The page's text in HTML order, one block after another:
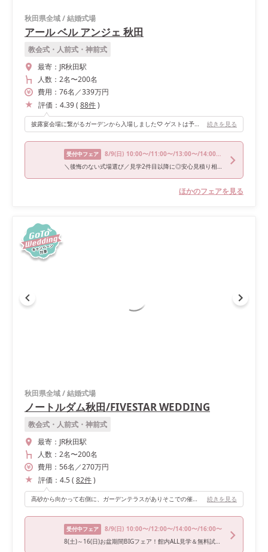
秋田県全域/結婚式場
アール ベル アンジェ 秋田
教会式・人前式・神前式
最寄： JR秋田駅
人数： 2名〜200名
費用： 76名 ／339万円
評価： 4.39( 88件)
披露宴会場に繋がるガーデンから入場しました♡ ゲストは予想していなかったようでプチサプライズができます！ また、お色直しは階段からの入場にしました。 色んなパターンの入場ができるので、自分の好きな演出ができると思います！ 続きを見る
受付中フェア 8/9(日) 10:00〜/11:00〜/13:00〜/14:00〜/16:00〜
＼後悔のない式場選び／見学2件目以降に◎安心見積り相談フェア
ほかのフェアを見る
秋田県全域/結婚式場
ノートルダム秋田/FIVESTAR WEDDING
教会式・人前式・神前式
最寄： JR秋田駅
人数： 2名〜200名
費用： 56名 ／270万円
評価： 4.5( 82件)
高砂から向かって右側に、ガーデンテラスがありそこでの催し物や登場もできます。 全体的に披露宴会場が広く、動線もいいです。高砂正面の2階からの登場もでき、自分たちのやりたい演出の幅が広がると思います。私たちは披露宴開始時はオープンテラスから、お色直しは2階から登場して階段を使用しました！ 続きを見る
受付中フェア 8/9(日) 10:00〜/12:00〜/14:00〜/16:00〜
8(土)～16(日)お盆期間BIGフェア！館内ALL見学＆無料試食＆特典